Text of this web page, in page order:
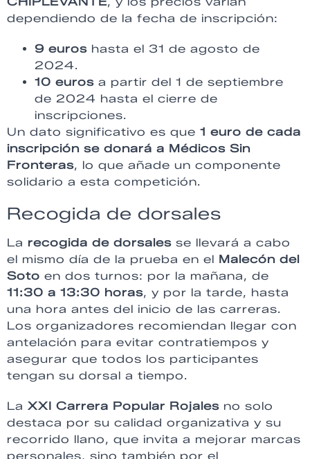
dependiendo de la fecha de inscripción:
9 euros hasta el 31 de agosto de
2024.
10 euros a partir del 1 de septiembre
de 2024 hasta el cierre de
inscripciones.
Un dato significativo es que 1 euro de cada
inscripción se donará a Médicos Sin
Fronteras, lo que añade un componente
solidario a esta competición.
Recogida de dorsales
La recogida de dorsales se llevará a cabo
el mismo día de la prueba en el Malecón del
Soto en dos turnos: por la mañana, de
11:30 a 13:30 horas, y por la tarde, hasta
una hora antes del inicio de las carreras.
Los organizadores recomiendan llegar con
antelación para evitar contratiempos y
asegurar que todos los participantes
tengan su dorsal a tiempo.
La XXI Carrera Popular Rojales no solo
destaca por su calidad organizativa y su
recorrido llano, que invita a mejorar marcas
personales, sino también por el